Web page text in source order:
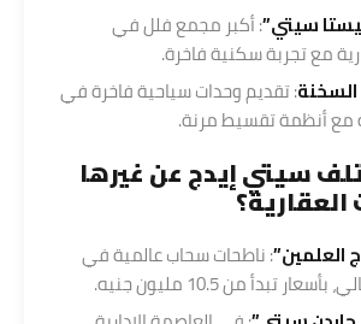
سيتي”: أكبر مجمع فلل في
مع تجربة سكنية فاخرة.
: تقديم وحدات سياحية فاخرة في
مع أنظمة تقسيط مرنة.
سيتي إيدج عن غيرها
العلمين”: ناطحات سحاب عالمية في
تبدأ من 10.5 مليون جنيه.